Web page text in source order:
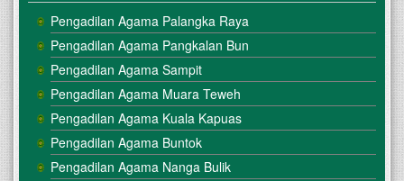
Pengadilan Agama Palangka Raya
Pengadilan Agama Pangkalan Bun
Pengadilan Agama Sampit
Pengadilan Agama Muara Teweh
Pengadilan Agama Kuala Kapuas
Pengadilan Agama Buntok
Pengadilan Agama Nanga Bulik